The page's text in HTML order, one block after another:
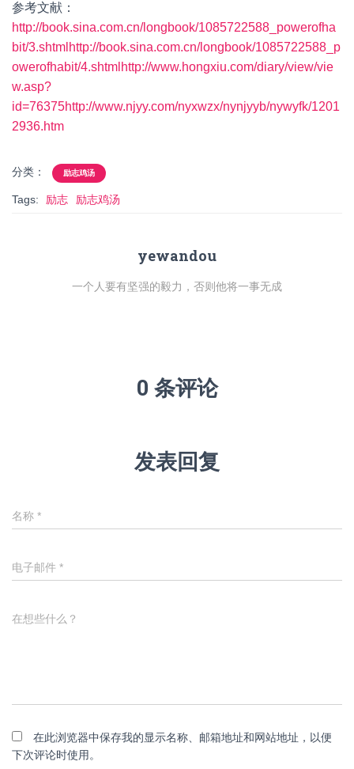
参考文献：
http://book.sina.com.cn/longbook/1085722588_powerofha
bit/3.shtml http://book.sina.com.cn/longbook/1085722588_p
owerofhabit/4.shtml http://www.hongxiu.com/diary/view/vie
w.asp?
id=76375http://www.njyy.com/nyxwzx/nynjyyb/nywyfk/1201
2936.htm
分类： 励志鸡汤
Tags: 励志 励志鸡汤
yewandou
一个人要有坚强的毅力，否则他将一事无成
0 条评论
发表回复
名称 *
电子邮件 *
在想些什么？
在此浏览器中保存我的显示名称、邮箱地址和网站地址，以便
下次评论时使用。